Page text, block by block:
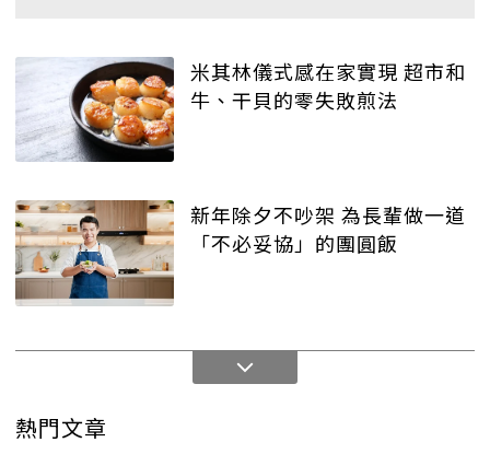
米其林儀式感在家實現 超市和
牛、干貝的零失敗煎法
新年除夕不吵架 為長輩做一道
「不必妥協」的團圓飯
熱門文章